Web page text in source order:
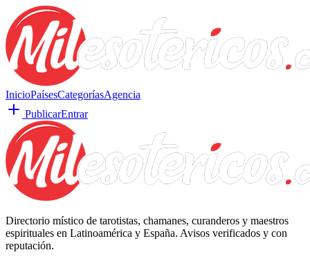
InicioPaísesCategoríasAgencia
PublicarEntrar
Directorio místico de tarotistas, chamanes, curanderos y maestros
espirituales en Latinoamérica y España. Avisos verificados y con
reputación.